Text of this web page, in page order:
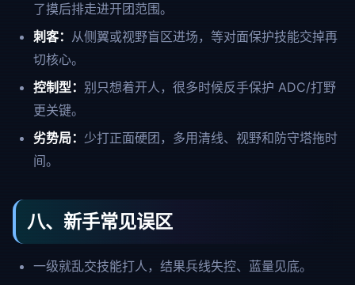
了摸后排走进开团范围。
刺客： 从侧翼或视野盲区进场，等对面保护技能交掉再
切核心。
控制型： 别只想着开人，很多时候反手保护 ADC/打野
更关键。
劣势局： 少打正面硬团，多用清线、视野和防守塔拖时
间。
八、新手常见误区
一级就乱交技能打人，结果兵线失控、蓝量见底。